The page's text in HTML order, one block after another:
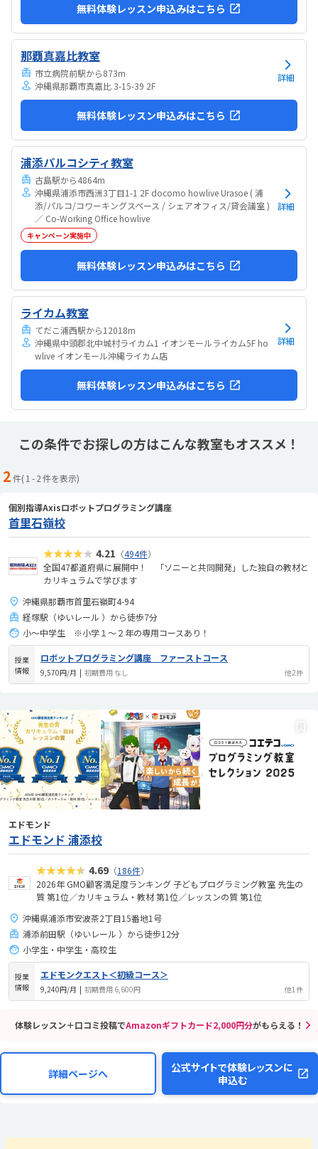
無料体験レッスン申込みはこちら
那覇真嘉比教室
市立病院前駅から873m
沖縄県那覇市真嘉比 3-15-39 2F
詳細
無料体験レッスン申込みはこちら
浦添パルコシティ教室
古島駅から4864m
沖縄県浦添市西洲3丁目1-1 2F docomo howlive Urasoe ( 浦
添/パルコ/コワーキングスペース / シェアオフィス/貸会議室 )
／ Co-Working Office howlive
キャンペーン実施中
詳細
無料体験レッスン申込みはこちら
ライカム教室
てだこ浦西駅から12018m
沖縄県中頭郡北中城村ライカム1 イオンモールライカム5F ho
wlive イオンモール沖縄ライカム店
詳細
無料体験レッスン申込みはこちら
この条件でお探しの方はこんな教室もオススメ！
2件(1 -2件を表示)
個別指導Axisロボットプログラミング講座
首里石嶺校
★★★★★ 4.21 （494件）
全国47都道府県に展開中！ 「ソニーと共同開発」した独自の教材と
カリキュラムで学びます
沖縄県那覇市首里石嶺町4-94
経塚駅（ゆいレール ）から徒歩7分
小～中学生 ※小学１～２年の専用コースあり！
授業
情報
ロボットプログラミング講座 ファーストコース
9,570円/月 | 初期費用 なし 他2件
エドモンド
エドモンド 浦添校
★★★★★ 4.69（186件）
2026年 GMO顧客満足度ランキング 子どもプログラミング教室 先生の
質 第1位／カリキュラム・教材 第1位／レッスンの質 第1位
沖縄県浦添市安波茶2丁目15番地1号
浦添前田駅（ゆいレール ）から徒歩12分
小学生・中学生・高校生
授業
情報
エドモンクエスト＜初級コース＞
9,240円/月 | 初期費用 6,600円 他1件
体験レッスン＋口コミ投稿でAmazonギフトカード2,000円分がもらえる！
詳細ページへ
公式サイトで体験レッスンに
申込む